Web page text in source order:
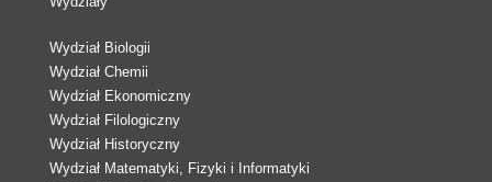
Wydział Biologii
Wydział Chemii
Wydział Ekonomiczny
Wydział Filologiczny
Wydział Historyczny
Wydział Matematyki, Fizyki i Informatyki